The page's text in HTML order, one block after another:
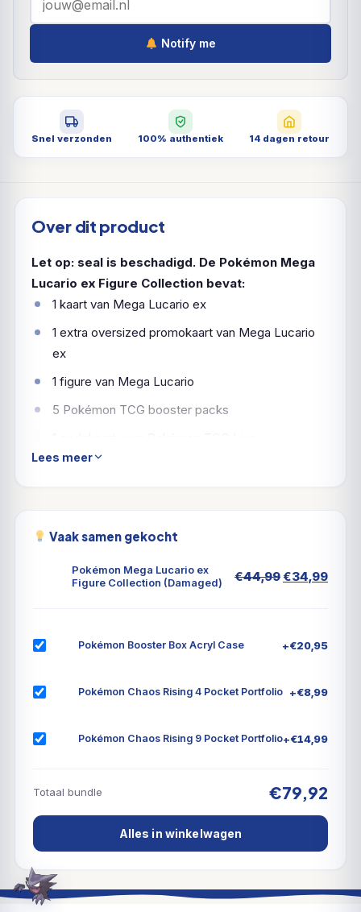
Notify me
Snel verzonden 100% authentiek 14 dagen retour
Over dit product
Let op: seal is beschadigd. De Pokémon Mega
Lucario ex Figure Collection bevat:
1 kaart van Mega Lucario ex
1 extra oversized promokaart van Mega Lucario
ex
1 figure van Mega Lucario
5 Pokémon TCG booster packs
Lees meer
Vaak samen gekocht
Pokémon Mega Lucario ex
Figure Collection (Damaged)
€44,99€34,99
Pokémon Booster Box Acryl Case +€20,95
Pokémon Chaos Rising 4 Pocket Portfolio +€8,99
Pokémon Chaos Rising 9 Pocket Portfolio+€14,99
Totaal bundle €79,92
Alles in winkelwagen